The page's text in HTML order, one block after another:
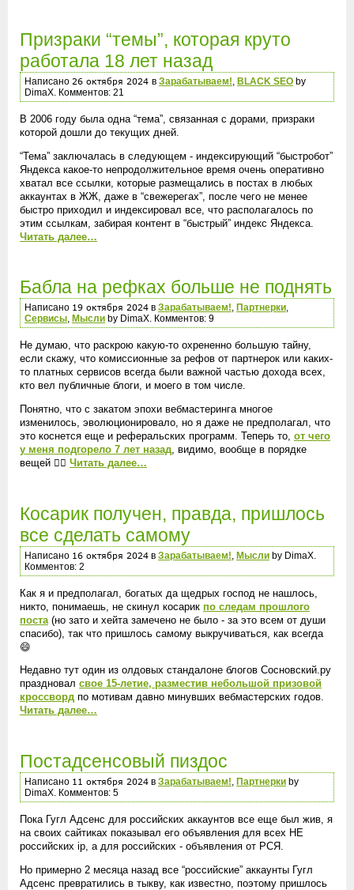
Призраки “темы”, которая круто
работала 18 лет назад
Написано в Зарабатываем! BLACK SEO by
DimaX. Комментов: 21
В 2006 году была одна “тема”, связанная с дорами, призраки
которой дошли до текущих дней.
“Тема” заключалась в следующем - индексирующий “быстробот”
Яндекса какое-то непродолжительное время очень оперативно
хватал все ссылки, которые размещались в постах в любых
аккаунтах в ЖЖ, даже в “свежерегах”, после чего не менее
быстро приходил и индексировал все, что располагалось по
этим ссылкам, забирая контент в “быстрый” индекс Яндекса.
Читать далее…
Бабла на рефках больше не поднять
Написано в Зарабатываем! Партнерки
Сервисы
Мысли by DimaX. Комментов: 9
Не думаю, что раскрою какую-то охрененно большую тайну,
если скажу, что комиссионные за рефов от партнерок или каких-
то платных сервисов всегда были важной частью дохода всех,
кто вел публичные блоги, и моего в том числе.
Понятно, что с закатом эпохи вебмастеринга многое
изменилось, эволюционировало, но я даже не предполагал, что
это коснется еще и реферальских программ. Теперь то, от чего
у меня подгорело 7 лет назад , видимо, вообще в порядке
вещей 🤦‍♂️ Читать далее…
Косарик получен, правда, пришлось
все сделать самому
Написано в Зарабатываем! Мысли by DimaX.
Комментов: 2
Как я и предполагал, богатых да щедрых господ не нашлось,
никто, понимаешь, не скинул косарик по следам прошлого
поста (но зато и хейта замечено не было - за это всем от души
спасибо), так что пришлось самому выкручиваться, как всегда
😄
Недавно тут один из олдовых стандалоне блогов Сосновский.ру
праздновал свое 15-летие, разместив небольшой призовой
кроссворд по мотивам давно минувших вебмастерских годов.
Читать далее…
Постадсенсовый пиздос
Написано в Зарабатываем! Партнерки by
DimaX. Комментов: 5
Пока Гугл Адсенс для российских аккаунтов все еще был жив, я
на своих сайтиках показывал его объявления для всех НЕ
российских ip, а для российских - объявления от РСЯ.
Но примерно 2 месяца назад все “российские” аккаунты Гугл
Адсенс превратились в тыкву, как известно, поэтому пришлось